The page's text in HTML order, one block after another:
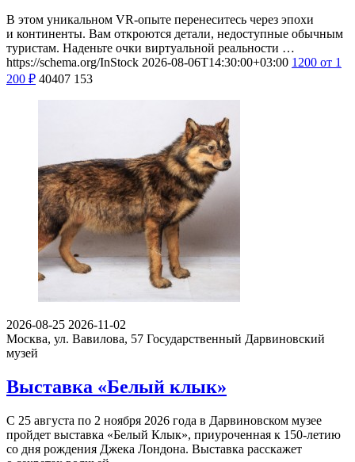
В этом уникальном VR-опыте перенеситесь через эпохи
и континенты. Вам откроются детали, недоступные обычным
туристам. Наденьте очки виртуальной реальности …
https://schema.org/InStock 2026-08-06T14:30:00+03:00 1200 от 1
200 ₽ 40407 153
2026-08-25 2026-11-02
Москва, ул. Вавилова, 57 Государственный Дарвиновский
музей
Выставка «Белый клык»
С 25 августа по 2 ноября 2026 года в Дарвиновском музее
пройдет выставка «Белый Клык», приуроченная к 150-летию
со дня рождения Джека Лондона. Выставка расскажет